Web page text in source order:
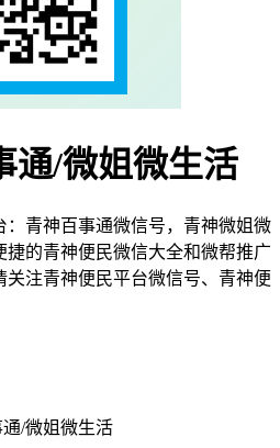
通/微姐微生活
：青神百事通微信号，青神微姐微
的青神便民微信大全和微帮推广
注青神便民平台微信号、青神便
/微姐微生活